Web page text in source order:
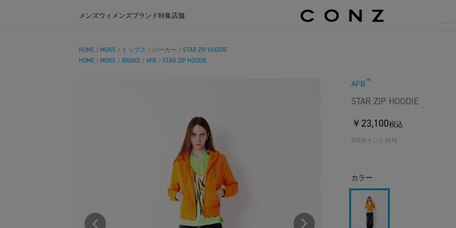
メンズウィメンズブランド特集店舗
HOME / MENS / トップス / パーカー / STAR ZIP HOODIE
HOME / MENS / BRAND / AFB / STAR ZIP HOODIE
AFB
STAR ZIP HOODIE
￥23,100税込
210ポイント付与
カラー